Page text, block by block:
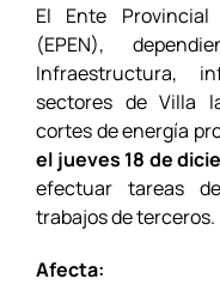
El Ente
(EPEN),
Infraestructura,
sectores de Villa
cortes de energía
el jueves 18 de
efectuar tareas
trabajos de terceros.
Afecta: